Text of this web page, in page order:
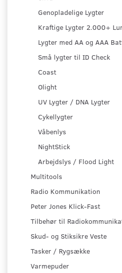
Genopladelige Lygter
Kraftige Lygter 2.000+
Lygter med AA og AAA
Små lygter til ID Check
Coast
Olight
UV Lygter / DNA Lygter
Cykellygter
Våbenlys
NightStick
Arbejdslys / Flood Light
Multitools
Radio Kommunikation
Peter Jones Klick-Fast
Tilbehør til
Skud- og Stiksikre Veste
Tasker / Rygsække
Varmepuder